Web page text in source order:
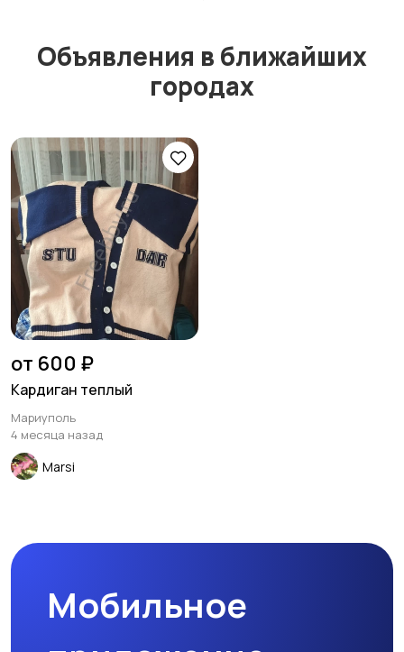
Другая женская
одежда
Объявления в ближайших
городах
от 600 ₽
Кардиган теплый
Мариуполь
4 месяца назад
Marsi
Мобильное